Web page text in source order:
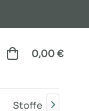
0,00 €
Stoffe 